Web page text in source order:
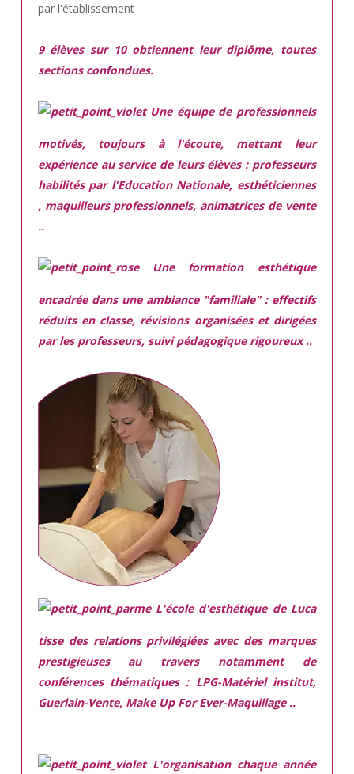
par l'établissement
9 élèves sur 10 obtiennent leur diplôme, toutes
sections confondues.
Une équipe de professionnels
motivés,toujours à l'écoute, mettant leur
expérience au service de leurs élèves : professeurs
habilités par l'Education Nationale, esthéticiennes
, maquilleurs professionnels, animatrices de vente
..
Une formation esthétique
encadrée dans une ambiance "familiale" : effectifs
réduits en classe, révisions organisées et dirigées
par les professeurs, suivi pédagogique rigoureux ..
L'école d'esthétique de Luca
tisse des relations privilégiées avec des marques
prestigieuses au travers notamment de
conférences thématiques : LPG-Matériel institut,
Guerlain-Vente, Make Up For Ever-Maquillage ..
L'organisation chaque année